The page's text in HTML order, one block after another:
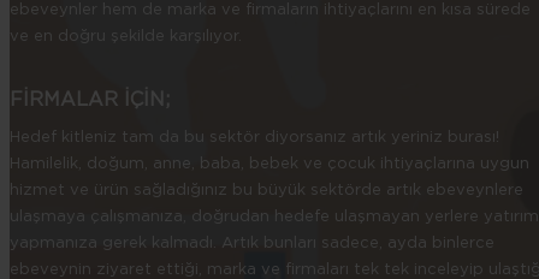
ebeveynler hem de marka ve firmaların ihtiyaçlarını en kısa sürede
ve en doğru şekilde karşılıyor.
FİRMALAR İÇİN;
Hedef kitleniz tam da bu sektör diyorsanız artık yeriniz burası!
Hamilelik, doğum, anne, baba, bebek ve çocuk ihtiyaçlarına uygun
hizmet ve ürün sağladığınız bu büyük sektörde artık ebeveynlere
ulaşmaya çalışmanıza, doğrudan hedefe ulaşmayan yerlere yatırım
yapmanıza gerek kalmadı. Artık bunları sadece, ayda binlerce
ebeveynin ziyaret ettiği, marka ve firmaları tek tek inceleyip